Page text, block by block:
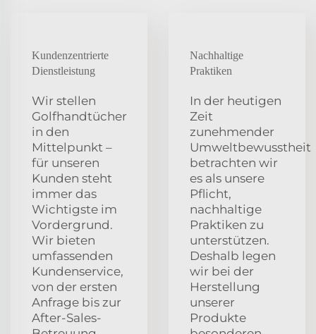
Kundenzentrierte
Dienstleistung
Wir stellen
Golfhandtücher
in den
Mittelpunkt –
für unseren
Kunden steht
immer das
Wichtigste im
Vordergrund.
Wir bieten
umfassenden
Kundenservice,
von der ersten
Anfrage bis zur
After-Sales-
Nachhaltige
Praktiken
In der heutigen
Zeit
zunehmender
Umweltbewusstheit
betrachten wir
es als unsere
Pflicht,
nachhaltige
Praktiken zu
unterstützen.
Deshalb legen
wir bei der
Herstellung
unserer
Produkte